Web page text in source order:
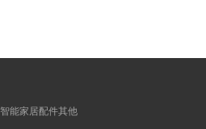
智能家居配件其他